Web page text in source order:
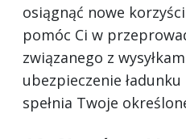
osiągnąć nowe
pomóc Ci w
związanego z
ubezpieczenie
spełnia Twoje